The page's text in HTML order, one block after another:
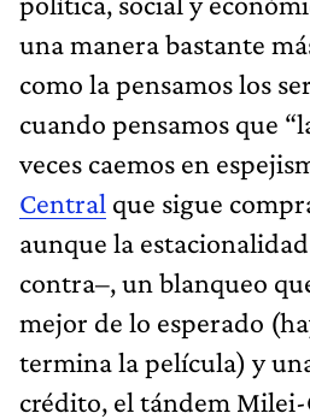
una manera bastante
como la pensamos los
cuando pensamos que
veces caemos en
Central que sigue
aunque la
contra–, un blanqueo
mejor de lo esperado
termina la película) y
crédito, el tándem